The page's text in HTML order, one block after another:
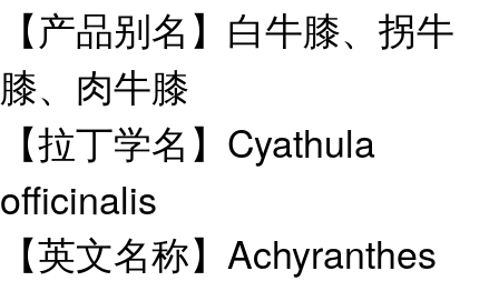
【产品别名】白牛膝、拐牛
膝、肉牛膝
【拉丁学名】Cyathula
officinalis
【英文名称】Achyranthes